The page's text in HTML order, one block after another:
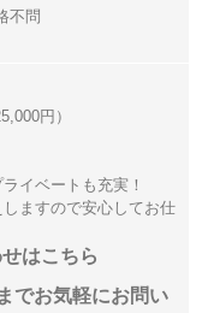
不問
円）
イベートも充実！
ますので安心してお仕
はこちら
までお気軽にお問い